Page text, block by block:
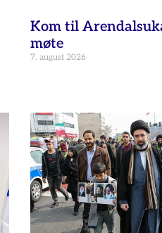
Kom til
møte
7. august 2026